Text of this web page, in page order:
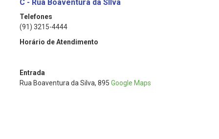
C - Rua Boaventura da SIlva
Telefones
(91) 3215-4444
Horário de Atendimento
Entrada
Rua Boaventura da Silva, 895 Google Maps